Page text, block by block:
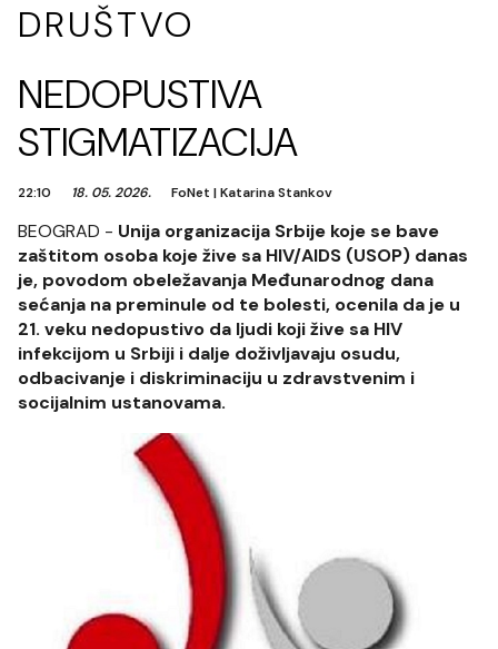
DRUŠTVO
NEDOPUSTIVA
STIGMATIZACIJA
22:10 18. 05. 2026. FoNet |Katarina Stankov
BEOGRAD - Unija organizacija Srbije koje se bave
zaštitom osoba koje žive sa HIV/AIDS (USOP) danas
je, povodom obeležavanja Međunarodnog dana
sećanja na preminule od te bolesti, ocenila da je u
21. veku nedopustivo da ljudi koji žive sa HIV
infekcijom u Srbiji i dalje doživljavaju osudu,
odbacivanje i diskriminaciju u zdravstvenim i
socijalnim ustanovama.